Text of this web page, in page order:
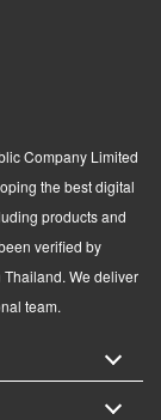
Company Limited
the best digital
products and
verified by
We deliver
team.